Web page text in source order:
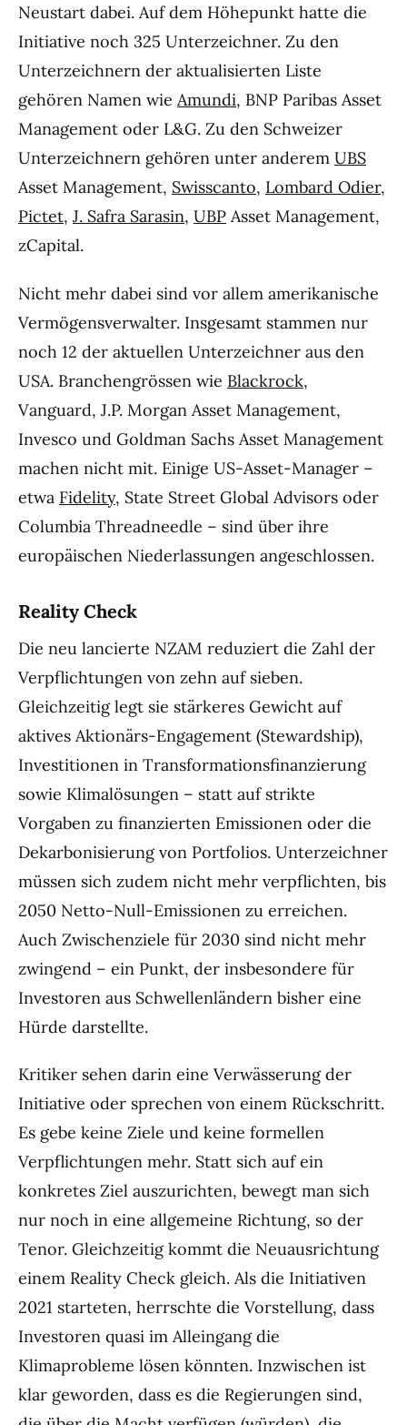
Neustart dabei. Auf dem Höhepunkt hatte die
Initiative noch 325 Unterzeichner. Zu den
Unterzeichnern der aktualisierten Liste
gehören Namen wie Amundi, BNP Paribas Asset
Management oder L&G. Zu den Schweizer
Unterzeichnern gehören unter anderem UBS
Asset Management, Swisscanto, Lombard Odier,
Pictet, J. Safra Sarasin, UBP Asset Management,
zCapital.
Nicht mehr dabei sind vor allem amerikanische
Vermögensverwalter. Insgesamt stammen nur
noch 12 der aktuellen Unterzeichner aus den
USA. Branchengrössen wie Blackrock,
Vanguard, J.P. Morgan Asset Management,
Invesco und Goldman Sachs Asset Management
machen nicht mit. Einige US-Asset-Manager –
etwa Fidelity, State Street Global Advisors oder
Columbia Threadneedle – sind über ihre
europäischen Niederlassungen angeschlossen.
Reality Check
Die neu lancierte NZAM reduziert die Zahl der
Verpflichtungen von zehn auf sieben.
Gleichzeitig legt sie stärkeres Gewicht auf
aktives Aktionärs-Engagement (Stewardship),
Investitionen in Transformationsfinanzierung
sowie Klimalösungen – statt auf strikte
Vorgaben zu finanzierten Emissionen oder die
Dekarbonisierung von Portfolios. Unterzeichner
müssen sich zudem nicht mehr verpflichten, bis
2050 Netto-Null-Emissionen zu erreichen.
Auch Zwischenziele für 2030 sind nicht mehr
zwingend – ein Punkt, der insbesondere für
Investoren aus Schwellenländern bisher eine
Hürde darstellte.
Kritiker sehen darin eine Verwässerung der
Initiative oder sprechen von einem Rückschritt.
Es gebe keine Ziele und keine formellen
Verpflichtungen mehr. Statt sich auf ein
konkretes Ziel auszurichten, bewegt man sich
nur noch in eine allgemeine Richtung, so der
Tenor. Gleichzeitig kommt die Neuausrichtung
einem Reality Check gleich. Als die Initiativen
2021 starteten, herrschte die Vorstellung, dass
Investoren quasi im Alleingang die
Klimaprobleme lösen könnten. Inzwischen ist
klar geworden, dass es die Regierungen sind,